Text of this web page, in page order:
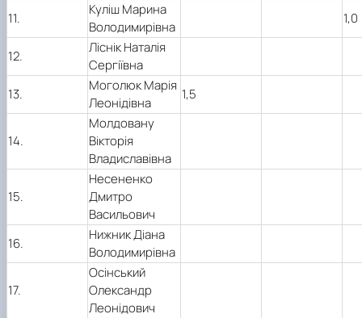
11.
Куліш Марина
Володимирівна
1,0
12.
Ліснік Наталія
Сергіївна
13.
Моголюк Марія
Леонідівна
1,5
14.
Молдовану
Вікторія
Владиславівна
15.
Несененко
Дмитро
Васильович
16.
Нижник Діана
Володимирівна
17.
Осінський
Олександр
Леонідович